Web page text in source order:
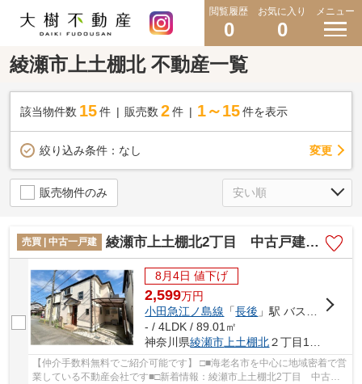
閲覧履歴
0
お気に入り
0
メニュー
綾瀬市上土棚北 不動産一覧
該当物件数 15件 販売数 2 件 1～15 件を表示
絞り込み条件： なし 変更
販売物件のみ
売買 | 中古一戸建 綾瀬市上土棚北2丁目 中古戸建て【仲介手数料無料】
8月4日 値下げ
2,599万円
小田急江ノ島線 「長後 」駅 バス9分 「中川橋（神奈川県）」 停歩8分
- / 4LDK / 89.01㎡
神奈川県綾瀬市上土棚北２丁目10-6
【仲介手数料無料でご紹介可能です】 □■海老名市を中心に地域密着で営
業している不動産会社です■□新着情報：綾瀬市上土棚北2丁目 中古戸